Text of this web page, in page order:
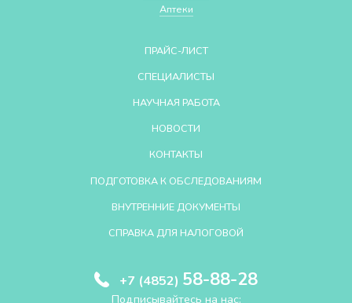
Аптеки
ПРАЙС-ЛИСТ
СПЕЦИАЛИСТЫ
НАУЧНАЯ РАБОТА
НОВОСТИ
КОНТАКТЫ
ПОДГОТОВКА К ОБСЛЕДОВАНИЯМ
ВНУТРЕННИЕ ДОКУМЕНТЫ
СПРАВКА ДЛЯ НАЛОГОВОЙ
+7 (4852) 58-88-28
Подписывайтесь на нас: